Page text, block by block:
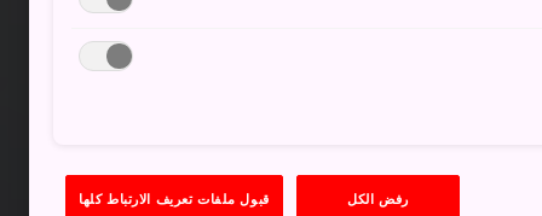
رفض الكل قبول ملفات تعريف الارتباط كلها